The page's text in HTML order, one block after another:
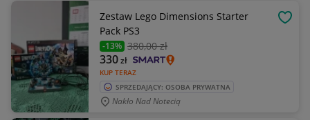
Zestaw Lego Dimensions Starter
Pack PS3
-13% 380,00 zł
KUP TERAZ
330zł
SPRZEDAJĄCY: OSOBA PRYWATNA
Nakło Nad Notecią